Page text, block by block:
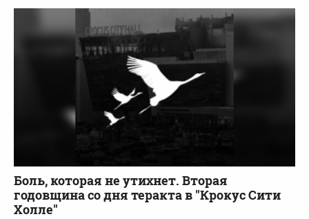
Боль, которая не утихнет. Вторая
годовщина со дня теракта в "Крокус Сити
Холле"